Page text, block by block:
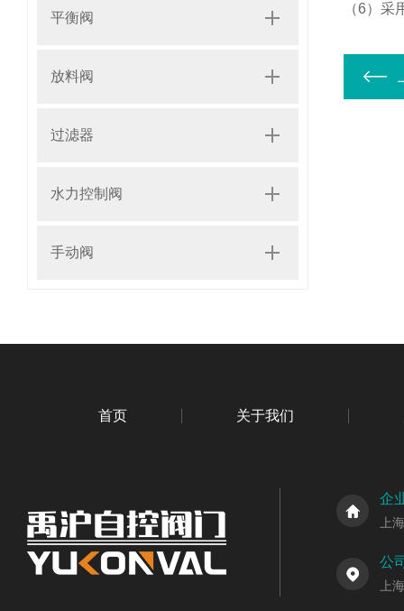
平衡阀
放料阀
过滤器
水力控制阀
手动阀
（6）
首页 关于我们
企
上
公
上